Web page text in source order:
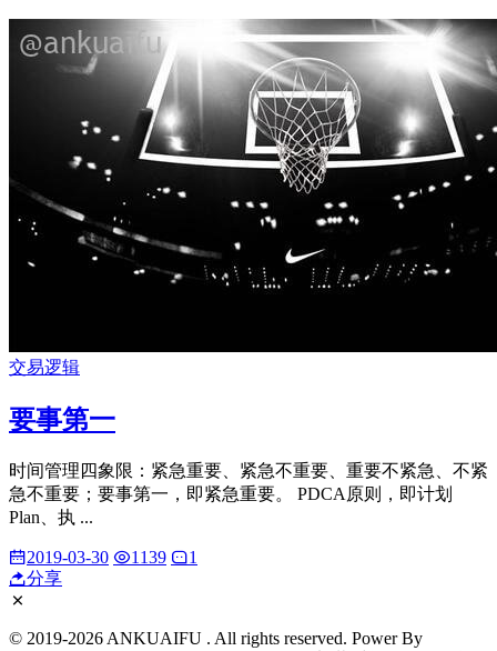
交易逻辑
要事第一
时间管理四象限：紧急重要、紧急不重要、重要不紧急、不紧
急不重要；要事第一，即紧急重要。 PDCA原则，即计划
Plan、执 ...
2019-03-30 1139
1
分享
© 2019-2026 ANKUAIFU . All rights reserved. Power By